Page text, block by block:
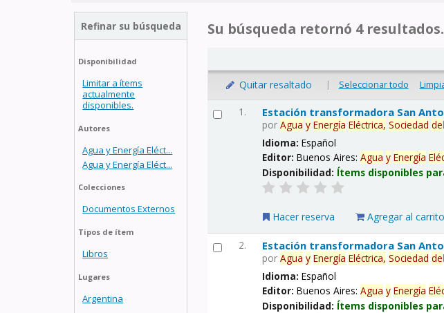
Refinar su búsqueda
Disponibilidad
Limitar a ítems
actualmente
disponibles.
Autores
Agua y Energía Eléct...
Agua y Energía Eléct...
Colecciones
Documentos Externos
Tipos de ítem
Libros
Lugares
Argentina
Su búsqueda retornó 4 resultados.
Quitar resaltado | Seleccionar todo
1. Estación transformadora San
porAgua y Energía Eléctrica, Sociedad de
Idioma:Español
Editor:Buenos Aires:Agua y Energía
Disponibilidad: Ítems disponibles
Hacer reserva Agregar al carrito
2. Estación transformadora San
porAgua y Energía Eléctrica, Sociedad de
Idioma:Español
Editor:Buenos Aires:Agua y Energía
Disponibilidad: Ítems disponibles